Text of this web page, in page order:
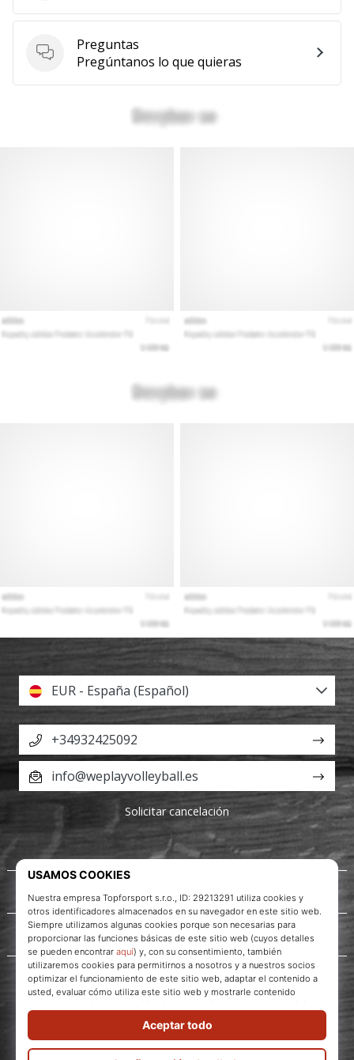
Preguntas
Preguntas
Pregúntanos lo que quieras
WePlayVolleyball.es
Acerca de nosotros
Servicio al cliente
EUR - España (Español)
+34932425092
info@weplayvolleyball.es
Solicitar cancelación